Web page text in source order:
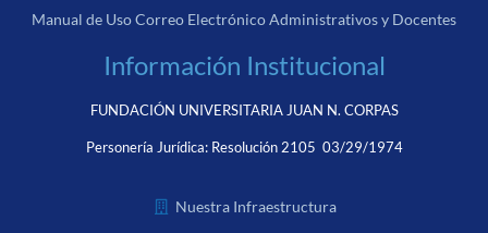
Manual de Uso Correo Electrónico Administrativos y Docentes
Información Institucional
FUNDACIÓN UNIVERSITARIA JUAN N. CORPAS
Personería Jurídica: Resolución 2105 03/29/1974
Nuestra Infraestructura